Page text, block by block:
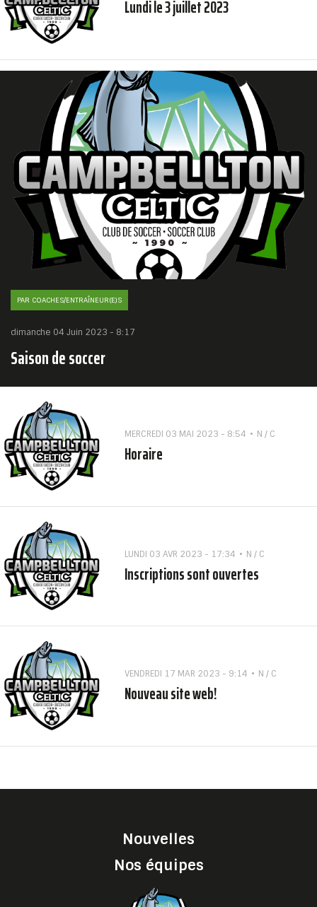
Lundi le 3 juillet 2023
PAR COACHES/ENTRAÎNEUR(E)S
dimanche 04 Juin 2023 - 8:17
Saison de soccer
MERCREDI 03 MAI 2023 - 8:54 N / C
Horaire
LUNDI 03 AVR 2023 - 17:34 N / C
Inscriptions sont ouvertes
VENDREDI 17 MAR 2023 - 9:14 N / C
Nouveau site web!
Nouvelles
Nos équipes